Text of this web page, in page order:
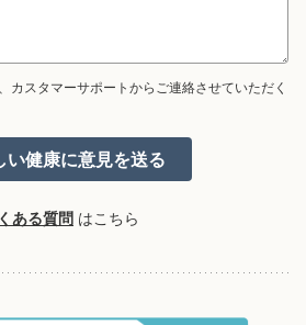
カスタマーサポートからご連絡させていただく
ある質問 はこちら